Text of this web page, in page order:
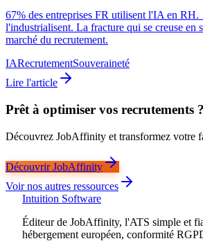
67% des entreprises FR utilisent l'IA en RH.
l'industrialisent. La fracture qui se creuse en
marché du recrutement.
IARecrutementSouveraineté
Lire l'article
Prêt à optimiser vos recrutements ?
Découvrez JobAffinity et transformez votre
Découvrir JobAffinity
Voir nos autres ressources
Intuition Software
Éditeur de JobAffinity, l'ATS simple et
hébergement européen, conformité